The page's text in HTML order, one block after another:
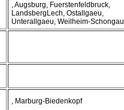
, Augsburg, Fuerstenfeldbruck,
LandsbergLech, Ostallgaeu,
Unterallgaeu, Weilheim-Schongau
, Marburg-Biedenkopf